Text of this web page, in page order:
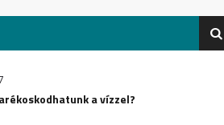
a vízzel?